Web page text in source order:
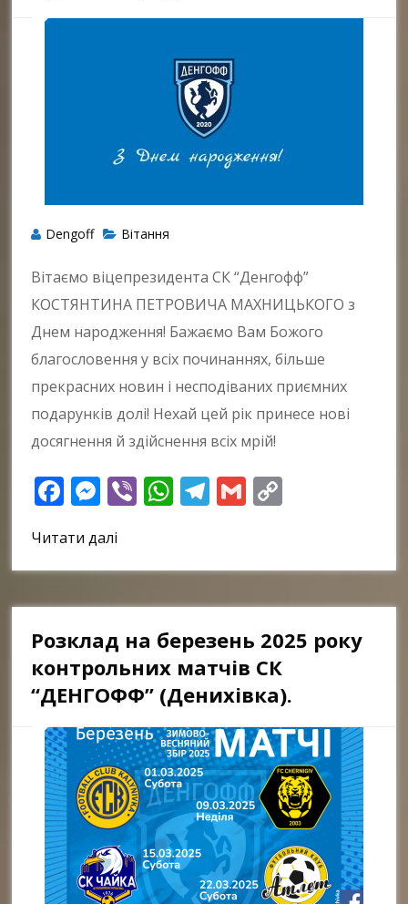
Dengoff Вітання
Вітаємо віцепрезидента СК “Денгофф”
КОСТЯНТИНА ПЕТРОВИЧА МАХНИЦЬКОГО з
Днем народження! Бажаємо Вам Божого
благословення у всіх починаннях, більше
прекрасних новин і несподіваних приємних
подарунків долі! Нехай цей рік принесе нові
досягнення й здійснення всіх мрій!
Facebook
Messenger
ViberWhatsApp
Telegram
Gmail
Читати далі
Розклад на березень 2025 року
контрольних матчів СК
“ДЕНГОФФ” (Денихівка).